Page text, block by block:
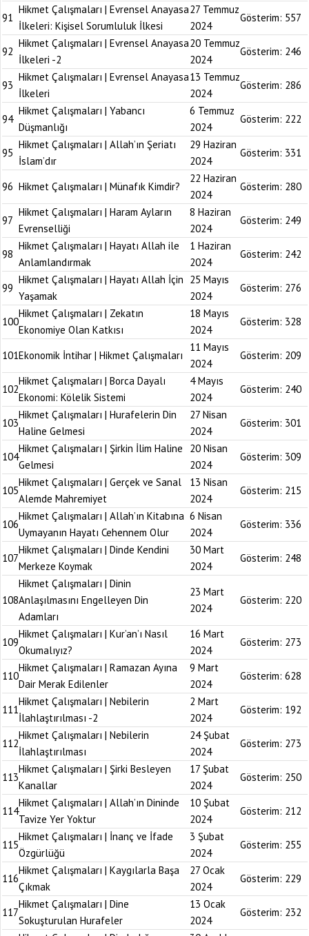
91
Hikmet Çalışmaları | Evrensel Anayasa
İlkeleri: Kişisel Sorumluluk İlkesi
27 Temmuz
2024
Gösterim: 557
92
Hikmet Çalışmaları | Evrensel Anayasa
İlkeleri -2
20 Temmuz
2024
Gösterim: 246
93
Hikmet Çalışmaları | Evrensel Anayasa
İlkeleri
13 Temmuz
2024
Gösterim: 286
94
Hikmet Çalışmaları | Yabancı
Düşmanlığı
6 Temmuz
2024
Gösterim: 222
95
Hikmet Çalışmaları | Allah’ın Şeriatı
İslam’dır
29 Haziran
2024
Gösterim: 331
96 Hikmet Çalışmaları | Münafık Kimdir?
22 Haziran
2024
Gösterim: 280
97
Hikmet Çalışmaları | Haram Ayların
Evrenselliği
8 Haziran
2024
Gösterim: 249
98
Hikmet Çalışmaları | Hayatı Allah ile
Anlamlandırmak
1 Haziran
2024
Gösterim: 242
99
Hikmet Çalışmaları | Hayatı Allah İçin
Yaşamak
25 Mayıs
2024
Gösterim: 276
100
Hikmet Çalışmaları | Zekatın
Ekonomiye Olan Katkısı
18 Mayıs
2024
Gösterim: 328
101Ekonomik İntihar | Hikmet Çalışmaları
11 Mayıs
2024
Gösterim: 209
102
Hikmet Çalışmaları | Borca Dayalı
Ekonomi: Kölelik Sistemi
4 Mayıs
2024
Gösterim: 240
103
Hikmet Çalışmaları | Hurafelerin Din
Haline Gelmesi
27 Nisan
2024
Gösterim: 301
104
Hikmet Çalışmaları | Şirkin İlim Haline
Gelmesi
20 Nisan
2024
Gösterim: 309
105
Hikmet Çalışmaları | Gerçek ve Sanal
Alemde Mahremiyet
13 Nisan
2024
Gösterim: 215
106
Hikmet Çalışmaları | Allah’ın Kitabına
Uymayanın Hayatı Cehennem Olur
6 Nisan
2024
Gösterim: 336
107
Hikmet Çalışmaları | Dinde Kendini
Merkeze Koymak
30 Mart
2024
Gösterim: 248
108
Hikmet Çalışmaları | Dinin
Anlaşılmasını Engelleyen Din
Adamları
23 Mart
2024
Gösterim: 220
109
Hikmet Çalışmaları | Kur’an’ı Nasıl
Okumalıyız?
16 Mart
2024
Gösterim: 273
110
Hikmet Çalışmaları | Ramazan Ayına
Dair Merak Edilenler
9 Mart
2024
Gösterim: 628
111
Hikmet Çalışmaları | Nebilerin
İlahlaştırılması -2
2 Mart
2024
Gösterim: 192
112
Hikmet Çalışmaları | Nebilerin
İlahlaştırılması
24 Şubat
2024
Gösterim: 273
113
Hikmet Çalışmaları | Şirki Besleyen
Kanallar
17 Şubat
2024
Gösterim: 250
114
Hikmet Çalışmaları | Allah’ın Dininde
Tavize Yer Yoktur
10 Şubat
2024
Gösterim: 212
115
Hikmet Çalışmaları | İnanç ve İfade
Özgürlüğü
3 Şubat
2024
Gösterim: 255
116
Hikmet Çalışmaları | Kaygılarla Başa
Çıkmak
27 Ocak
2024
Gösterim: 229
117
Hikmet Çalışmaları | Dine
Sokuşturulan Hurafeler
13 Ocak
2024
Gösterim: 232